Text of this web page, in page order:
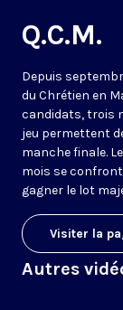
Q.C.M.
Depuis
du Chrétien en
candidats, trois
jeu permettent
manche finale.
mois se
gagner le lot
Visiter la
Autres